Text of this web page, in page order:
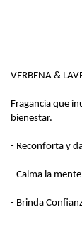
VERBENA &
Fragancia que
bienestar.
- Reconforta y
- Calma la mente
- Brinda